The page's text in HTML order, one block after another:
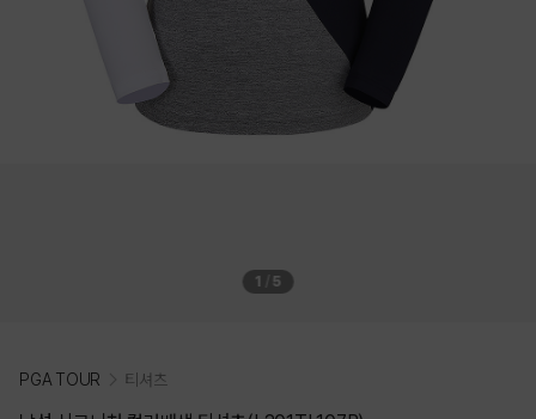
1 5
PGA TOUR 티셔츠